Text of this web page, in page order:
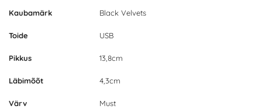
Kaubamärk Black Velvets
Toide USB
Pikkus 13,8cm
Läbimõõt 4,3cm
Värv Must